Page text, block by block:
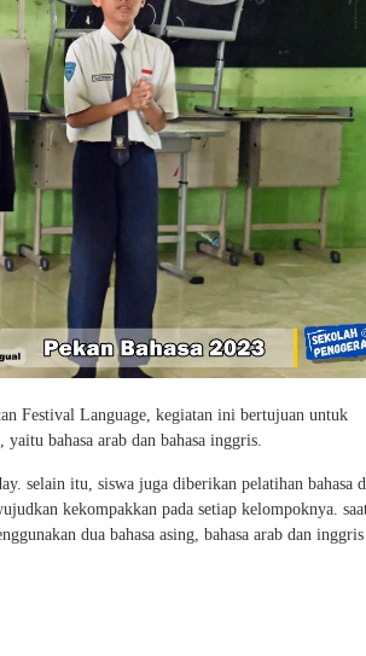
Festival Language, kegiatan ini bertujuan untuk
bahasa arab dan bahasa inggris.
selain itu, siswa juga diberikan pelatihan bahasa
kekompakkan pada setiap kelompoknya.
dua bahasa asing, bahasa arab dan